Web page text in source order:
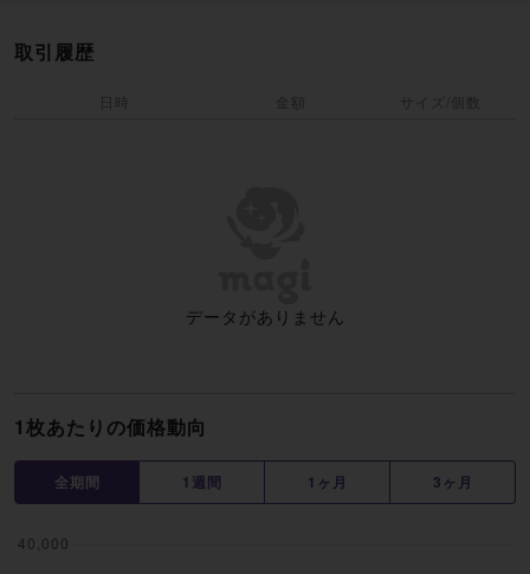
1枚あたりの価格動向
全期間 1週間 1ヶ月 3ヶ月
取引履歴
日時 金額 サイズ/個数
データがありません